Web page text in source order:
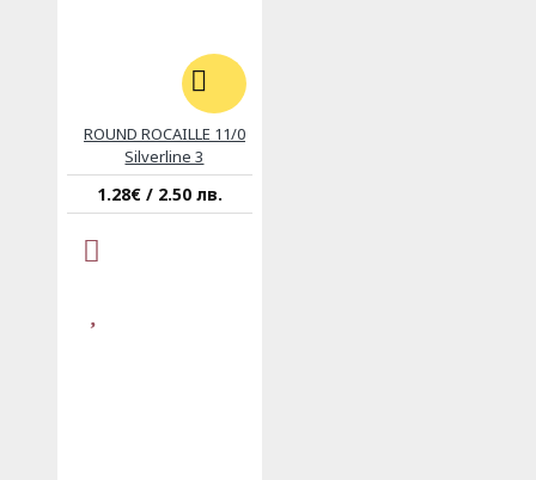
ROUND ROCAILLE 11/0
Silverline 3
1.28€ / 2.50 лв.